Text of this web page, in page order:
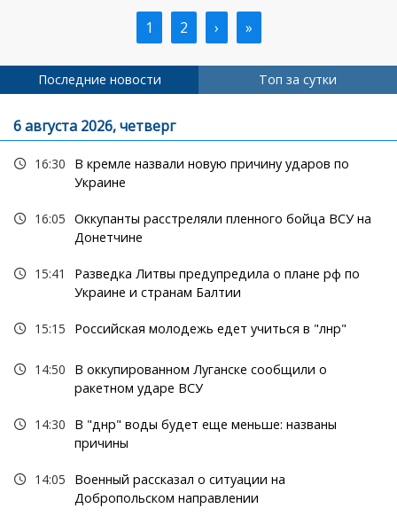
Текущая
страница
1 Страница
2 Следующая
страница
› Последняя
страница
»
Последние новости Топ за сутки
6 августа 2026, четверг
16:30
В кремле назвали новую причину ударов по
Украине
16:05 Оккупанты расстреляли пленного бойца ВСУ на
Донетчине
15:41
Разведка Литвы предупредила о плане рф по
Украине и странам Балтии
15:15 Российская молодежь едет учиться в "лнр"
14:50
В оккупированном Луганске сообщили о
ракетном ударе ВСУ
14:30
В "днр" воды будет еще меньше: названы
причины
14:05
Военный рассказал о ситуации на
Добропольском направлении